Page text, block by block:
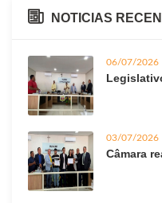
NOTICIAS
06/07/2026
03/07/2026
Câmara